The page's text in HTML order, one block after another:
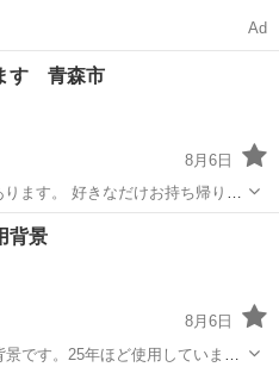
Ad
す 青森市
8月6日
持ち帰りく
市浅虫地区 青森市内配達無料！ 残土も沢山ありますのでどうぞ。
用品
背景
8月6日
です。25年ほど使用していませ